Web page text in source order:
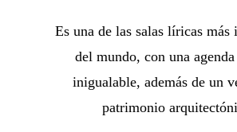
Es una de las salas líricas más
del mundo, con una
inigualable, además de un
patrimonio